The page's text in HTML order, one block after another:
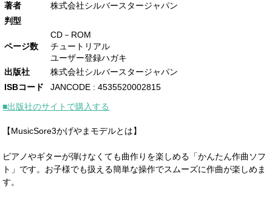
著者
株式会社シルバースタージャパン
判型
ページ数
CD－ROM
チュートリアル
ユーザー登録ハガキ
出版社
株式会社シルバースタージャパン
ISBコード
JANCODE : 4535520002815
■出版社のサイトで購入する
【MusicSore3かげやまモデルとは】
ピアノやギターが弾けなくても曲作りを楽しめる「かんたん作曲ソフ
ト」です。お子様でも扱える簡単な操作でスムーズに作曲が楽しめま
す。